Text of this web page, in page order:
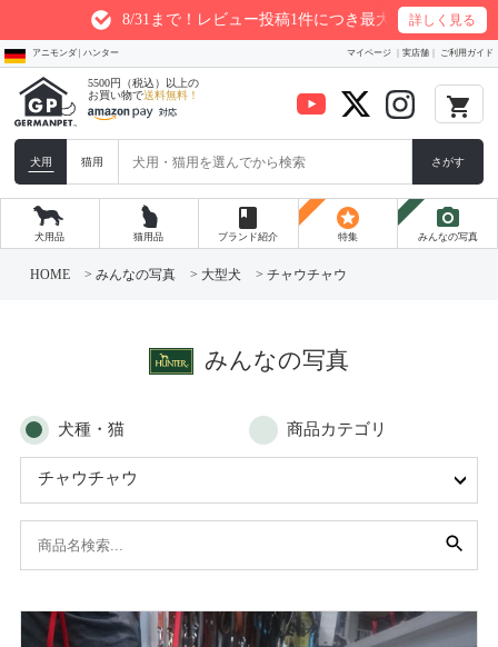
8/31まで！レビュー投稿1件につき最大200ptプレゼント
詳しく見る
アニモンダ | ハンター マイページ 実店舗 ご利用ガイド
5500円（税込）以上の
お買い物で送料無料！ local_grocery_store
犬用 猫用 さがす
犬用品 猫用品
book
ブランド紹介
stars
特集
photo_camera
みんなの写真
HOME > みんなの写真 > 大型犬 > チャウチャウ
みんなの写真
犬種・猫 商品カテゴリ
チャウチャウ